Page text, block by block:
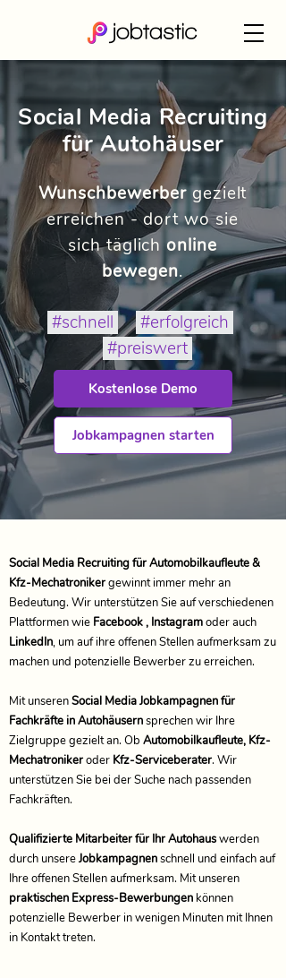
Social Media Recruiting
für Autohäuser
Wunschbewerbergezielt
erreichen - dort wo sie
sich täglichonline
bewegen.
#schnell
#erfolgreich
#preiswert
Kostenlose Demo
Jobkampagnen starten
Social Media Recruiting für Automobilkaufleute &
Kfz-Mechatronikergewinnt immer mehr an
Bedeutung. Wir unterstützen Sie auf verschiedenen
Plattformen wie Facebook , Instagramoder auch
LinkedIn, um auf ihre offenen Stellen aufmerksam zu
machen und potenzielle Bewerber zu erreichen.
Mit unserenSocial Media Jobkampagnen für
Fachkräfte in Autohäusernsprechen wir Ihre
Zielgruppe gezielt an. Ob Automobilkaufleute, Kfz-
Mechatronikeroder Kfz-Serviceberater. Wir
unterstützen Sie bei der Suche nach passenden
Fachkräften.
Qualifizierte Mitarbeiter für Ihr Autohauswerden
durch unsereJobkampagnenschnell und einfach auf
Ihre offenen Stellen aufmerksam. Mit unseren
praktischen Express-Bewerbungen können
potenzielle Bewerber in wenigen Minuten mit Ihnen
in Kontakt treten.